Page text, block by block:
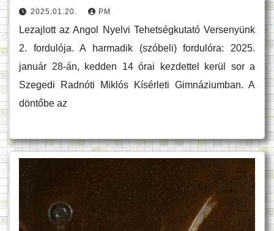
2025.01.20. PM
Lezajlott az Angol Nyelvi Tehetségkutató Versenyünk
2. fordulója. A harmadik (szóbeli) fordulóra: 2025.
január 28-án, kedden 14 órai kezdettel kerül sor a
Szegedi Radnóti Miklós Kísérleti Gimnáziumban. A
döntőbe az